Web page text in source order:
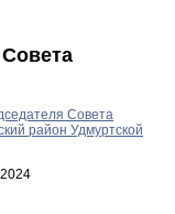
Совета
район Удмуртской